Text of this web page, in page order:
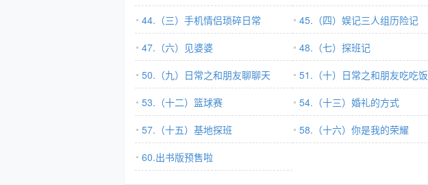
44.（三）手机情侣琐碎日常
45.（四）娱记三人组历险记
47.（六）见婆婆
48.（七）探班记
50.（九）日常之和朋友聊聊天
51.（十）日常之和朋友吃吃饭
53.（十二）篮球赛
54.（十三）婚礼的方式
57.（十五）基地探班
58.（十六）你是我的荣耀
60.出书版预售啦